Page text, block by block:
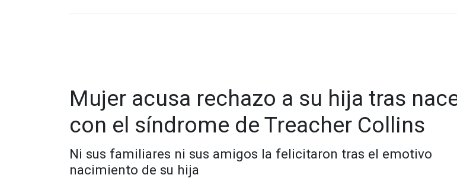
Mujer acusa rechazo a su hija tras
con el síndrome de Treacher Collins
Ni sus familiares ni sus amigos la felicitaron tras el emotivo
nacimiento de su hija